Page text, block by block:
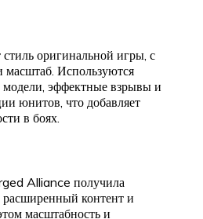
оригинальной игры, с
масштаб. Используются
модели, эффектные взрывы и
юнитов, что добавляет
в боях.
Alliance получила
контент и
масштабность и